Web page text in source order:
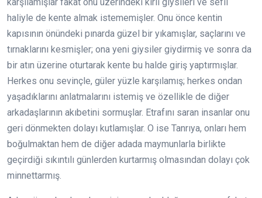
haliyle de kente almak istememişler. Onu önce kentin
kapısının önündeki pınarda güzel bir yıkamışlar, saçlarını ve
tırnaklarını kesmişler; ona yeni giysiler giydirmiş ve sonra da
bir atın üzerine oturtarak kente bu halde giriş yaptırmışlar.
Herkes onu sevinçle, güler yüzle karşılamış; herkes ondan
yaşadıklarını anlatmalarını istemiş ve özellikle de diğer
arkadaşlarının akıbetini sormuşlar. Etrafını saran insanlar onu
geri dönmekten dolayı kutlamışlar. O ise Tanrıya, onları hem
boğulmaktan hem de diğer adada maymunlarla birlikte
geçirdiği sıkıntılı günlerden kurtarmış olmasından dolayı çok
minnettarmış.